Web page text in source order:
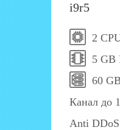
i9r5
2
5 GB
60
Канал до
Anti DDoS